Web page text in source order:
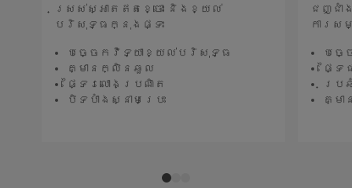
ស្រស់ស្អាតឥតខ្ចោះ និងខ្យល់
បរិសុទ្ធក្នុងផ្ទះ
បច្ចេកវិទ្យាខ្យល់បរិសុទ្ធ
គ្មានក្លិនឆួល
ផ្ទៃរលោងប្រណិត
បិទបាំងស្នាមប្រេះ
ជញ្ជាំ
ការស
បច្
ផ្ទ
ប្រ
គ្ម